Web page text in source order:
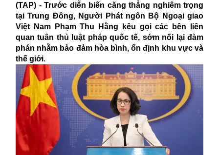
(TAP) - Trước diễn biến căng thẳng nghiêm trọng
tại Trung Đông, Người Phát ngôn Bộ Ngoại giao
Việt Nam Phạm Thu Hằng kêu gọi các bên liên
quan tuân thủ luật pháp quốc tế, sớm nối lại đàm
phán nhằm bảo đảm hòa bình, ổn định khu vực và
thế giới.